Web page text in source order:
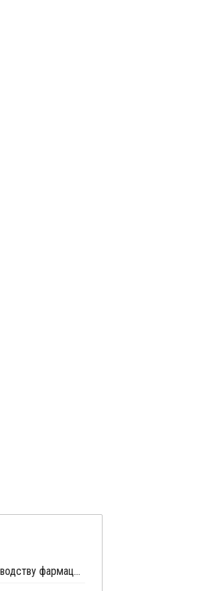
Evonik продает активы по производству фармацевтических ингредиентов в Германии производителю ProChem